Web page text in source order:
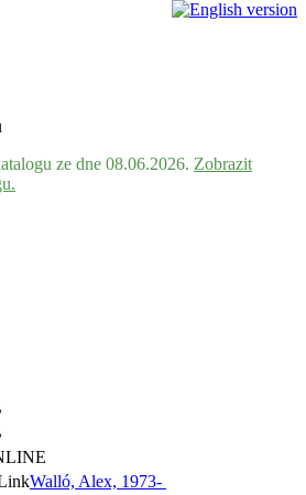
ze dne 08.06.2026. Zobrazit
Walló, Alex, 1973-